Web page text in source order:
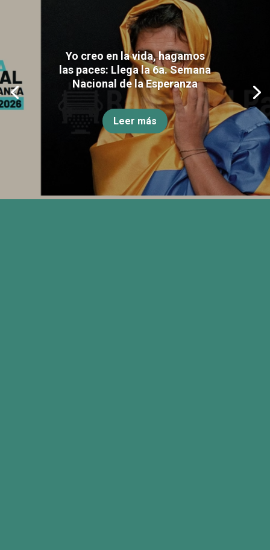
Yo creo en la vida, hagamos
las paces: Llega la 6a. Semana
Nacional de la Esperanza
Leer más